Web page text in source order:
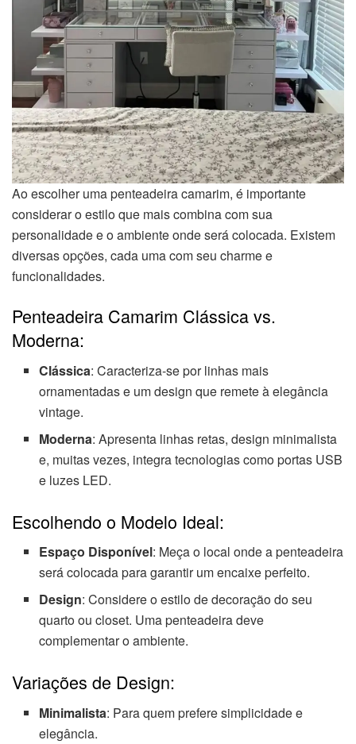
Ao escolher uma penteadeira camarim, é importante
considerar o estilo que mais combina com sua
personalidade e o ambiente onde será colocada. Existem
diversas opções, cada uma com seu charme e
funcionalidades.
Penteadeira Camarim Clássica vs.
Moderna:
Clássica: Caracteriza-se por linhas mais
ornamentadas e um design que remete à elegância
vintage.
Moderna: Apresenta linhas retas, design minimalista
e, muitas vezes, integra tecnologias como portas USB
e luzes LED.
Escolhendo o Modelo Ideal:
Espaço Disponível: Meça o local onde a penteadeira
será colocada para garantir um encaixe perfeito.
Design: Considere o estilo de decoração do seu
quarto ou closet. Uma penteadeira deve
complementar o ambiente.
Variações de Design:
Minimalista: Para quem prefere simplicidade e
elegância.